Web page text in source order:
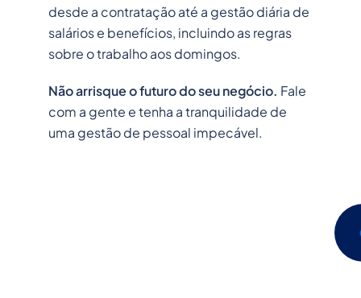
desde a contratação até a gestão diária de
salários e benefícios, incluindo as regras
sobre o trabalho aos domingos.
Não arrisque o futuro do seu negócio. Fale
com a gente e tenha a tranquilidade de
uma gestão de pessoal impecável.